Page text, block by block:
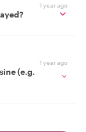
1 year ago
1 year ago
(e.g.